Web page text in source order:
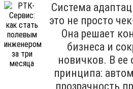
Система
это не просто
Она решает
бизнеса и
новичков. В ее
принципа:
прозрачность